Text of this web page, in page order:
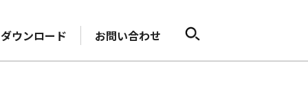
ダウンロード お問い合わせ